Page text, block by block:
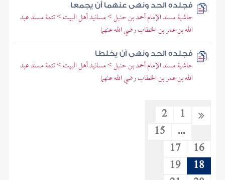
فجلده الحد ونهى عنهما أن يجمعا
حاشية مسند الإمام أحمد بن حنبل > مسانيد أهل البيت > تتمة مسند عبد
الله بن عمر بن الخطاب رضي الله عنهما
فجلده الحد ونهى أن يخلطا
حاشية مسند الإمام أحمد بن حنبل > مسانيد أهل البيت > تتمة مسند عبد
الله بن عمر بن الخطاب رضي الله عنهما
1
2
...
15
16
17
18
19